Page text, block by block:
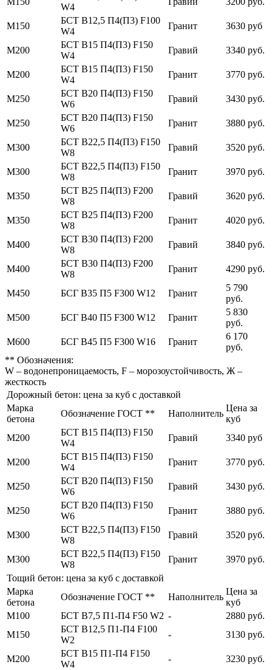
W4
М150
БСТ В12,5 П4(П3) F100
W4
Гранит 3630 руб
М200
БСТ В15 П4(П3) F150
W4
Гравий 3340 руб.
М200
БСТ В15 П4(П3) F150
W4
Гранит 3770 руб.
М250
БСТ В20 П4(П3) F150
W6
Гравий 3430 руб.
М250
БСТ В20 П4(П3) F150
W6
Гранит 3880 руб.
М300
БСТ В22,5 П4(П3) F150
W8
Гравий 3520 руб.
М300
БСТ В22,5 П4(П3) F150
W8
Гранит 3970 руб.
М350
БСТ В25 П4(П3) F200
W8
Гравий 3620 руб.
М350
БСТ В25 П4(П3) F200
W8
Гранит 4020 руб.
М400
БСТ В30 П4(П3) F200
W8
Гравий 3840 руб.
М400
БСТ В30 П4(П3) F200
W8
Гранит 4290 руб.
М450 БСГ В35 П5 F300 W12 Гранит
5 790
руб.
М500
БСГ В40 П5 F300 W12 Гранит
5 830
руб.
М600
БСГ В45 П5 F300 W16 Гранит
6 170
руб.
** Обозначения:
W – водонепроницаемость, F – морозоустойчивость, Ж –
жесткость
Дорожный бетон: цена за куб с доставкой
Марка
бетона
Обозначение ГОСТ ** Наполнитель
Цена за
куб
М200
БСТ В15 П4(П3) F150
W4
Гравий 3340 руб
М200
БСТ В15 П4(П3) F150
W4
Гранит 3770 руб.
М250
БСТ В20 П4(П3) F150
W6
Гравий 3430 руб.
М250
БСТ В20 П4(П3) F150
W6
Гранит 3880 руб.
М300
БСТ В22,5 П4(П3) F150
W8
Гравий 3520 руб.
М300
БСТ В22,5 П4(П3) F150
W8
Гранит
3970 руб.
Тощий бетон: цена за куб с доставкой
Марка
бетона
Обозначение ГОСТ ** Наполнитель
Цена за
куб
М100
БСТ В7,5 П1-П4 F50 W2 -
2880 руб.
М150
БСТ В12,5 П1-П4 F100
W2
- 3130 руб.
М200
БСТ В15 П1-П4 F150
W4
- 3230 руб.